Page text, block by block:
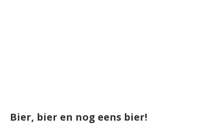
Bier, bier en nog eens bier!